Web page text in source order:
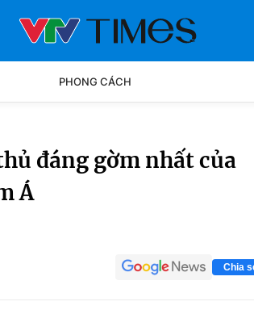
PHONG CÁCH
Các môn khác
đáng gờm nhất của
Á
Chia